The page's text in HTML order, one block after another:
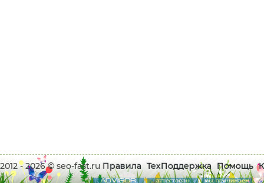
2012 - 2026 © seo-fast.ru Правила ТехПоддержка Помощь